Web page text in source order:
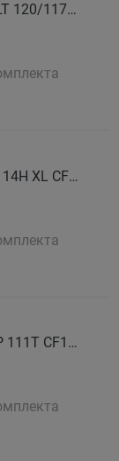
COMFORSER Автошина 255/60 R20 LT 120/117S CF1100 10PR RWL лето
COMFORSER Автошина 255/65 R17 114H XL CF1100 RWL лето
COMFORSER Автошина 255/70 R16 P 111T CF1100 RWL лето